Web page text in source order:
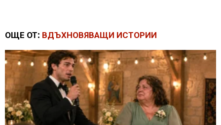
ОЩЕ ОТ: ВДЪХНОВЯВАЩИ ИСТОРИИ